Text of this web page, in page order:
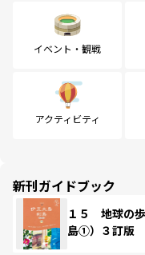
イベント・観戦
アクティビティ
新刊ガイドブック
１５ 地球の
島①）３訂版